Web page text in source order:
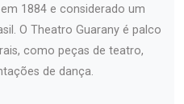
1884 e considerado um
O Theatro Guarany é palco
como peças de teatro,
de dança.